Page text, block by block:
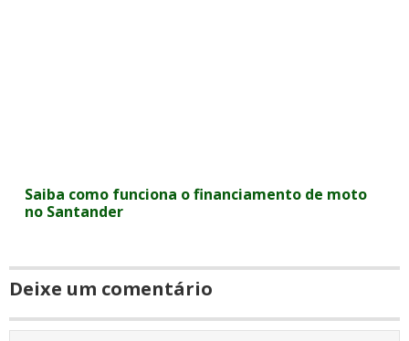
Saiba como funciona o financiamento de moto
no Santander
Deixe um comentário